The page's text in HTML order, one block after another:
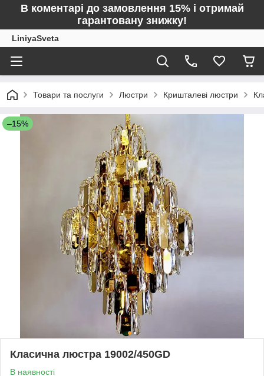
В коментарі до замовлення 15% і отримай
гарантовану знижку!
LiniyaSveta
Товари та послуги Люстри Кришталеві люстри
–15%
Класична люстра 19002/450GD
В наявності